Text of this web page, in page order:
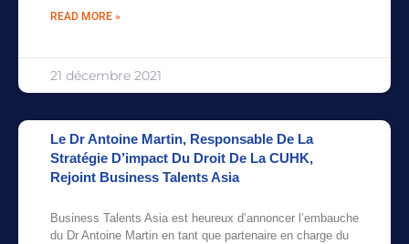
READ MORE »
21 décembre 2021
Le Dr Antoine Martin, Responsable De La
Stratégie D’impact Du Droit De La CUHK,
Rejoint Business Talents Asia
Business Talents Asia est heureux d’annoncer l’embauche
du Dr Antoine Martin en tant que partenaire en charge du